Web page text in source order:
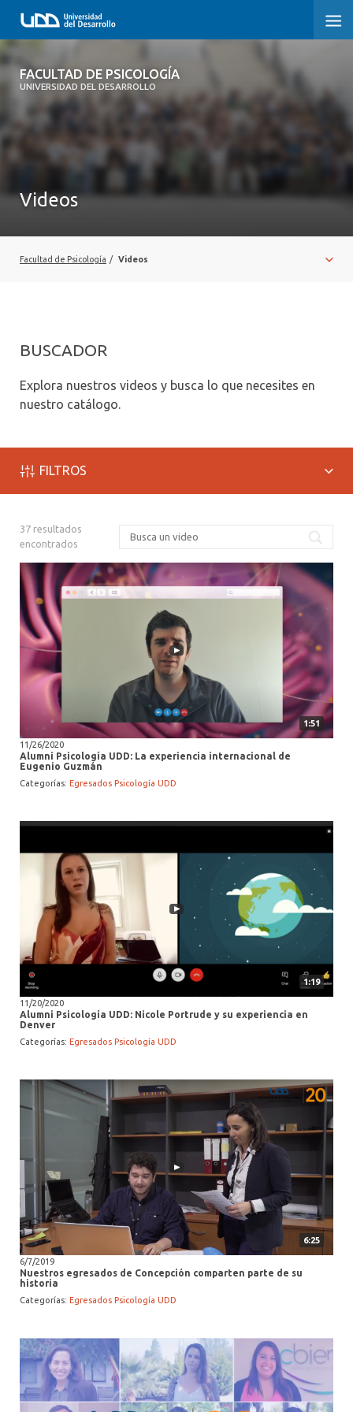
FACULTAD DE PSICOLOGÍA
UNIVERSIDAD DEL DESARROLLO
FACULTAD DE PSICOLOGÍA
ALUMNI PSICOLOGÍA UDD
SERVICIO DE PSICOLOGÍA INTEGRAL
Videos
Facultad de Psicología / Videos
BUSCADOR
Explora nuestros videos y busca lo que necesites en
nuestro catálogo.
FILTROS
37 resultados
encontrados
1:51
11/26/2020
Alumni Psicología UDD: La experiencia internacional de
Eugenio Guzmán
Categorías: Egresados Psicología UDD
1:19
11/20/2020
Alumni Psicología UDD: Nicole Portrude y su experiencia en
Denver
Categorías: Egresados Psicología UDD
6:25
6/7/2019
Nuestros egresados de Concepción comparten parte de su
historia
Categorías: Egresados Psicología UDD